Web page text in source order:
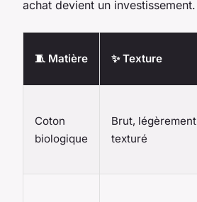
achat devient un investissement.
🧵 Matière ✨ Texture
Coton
biologique
Brut, légèrement
texturé